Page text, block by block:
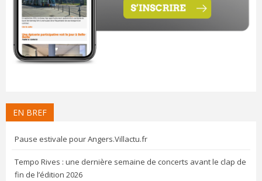
EN BREF
Pause estivale pour Angers.Villactu.fr
Tempo Rives : une dernière semaine de concerts avant le clap de
fin de l’édition 2026